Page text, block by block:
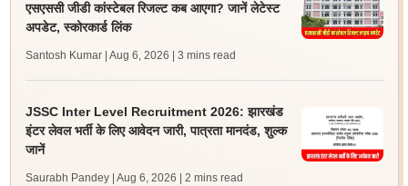
एसएससी जीडी कांस्टेबल रिजल्ट कब आएगा? जानें लेटेस्ट
अपडेट, स्कोरकार्ड लिंक
Santosh Kumar | Aug 6, 2026 | 3 mins read
JSSC Inter Level Recruitment 2026: झारखंड
इंटर लेवल भर्ती के लिए आवेदन जारी, पात्रता मानदंड, शुल्क
जानें
Saurabh Pandey | Aug 6, 2026 | 2 mins read